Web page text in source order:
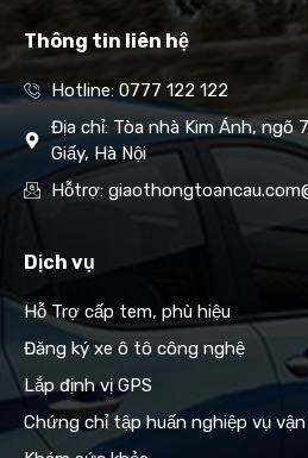
Thông tin liên hệ
Hotline: 0777 122 122
Địa chỉ: Tòa nhà Kim Ánh, ngõ
Giấy, Hà Nội
Hỗtrợ:
Dịch vụ
Hỗ Trợ cấp tem, phù hiệu
Đăng ký xe ô tô công nghệ
Lắp định vị GPS
Chứng chỉ tập huấn nghiệp vụ